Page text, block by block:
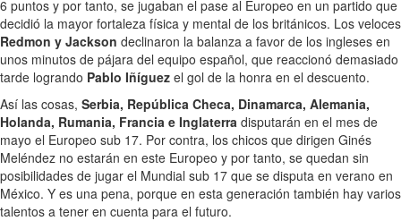
6 puntos y por tanto, se jugaban el pase al Europeo en un partido que
decidió la mayor fortaleza física y mental de los británicos. Los veloces
Redmon y Jackson declinaron la balanza a favor de los ingleses en
unos minutos de pájara del equipo español, que reaccionó demasiado
tarde logrando Pablo Iñíguez el gol de la honra en el descuento.
Así las cosas, Serbia, República Checa, Dinamarca, Alemania,
Holanda, Rumania, Francia e Inglaterra disputarán en el mes de
mayo el Europeo sub 17. Por contra, los chicos que dirigen Ginés
Meléndez no estarán en este Europeo y por tanto, se quedan sin
posibilidades de jugar el Mundial sub 17 que se disputa en verano en
México. Y es una pena, porque en esta generación también hay varios
talentos a tener en cuenta para el futuro.